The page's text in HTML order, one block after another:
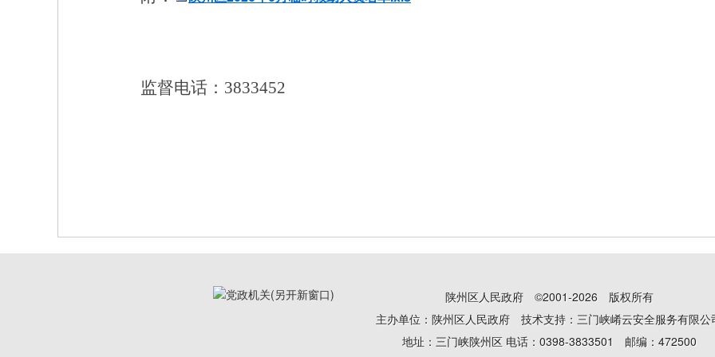
监督电话： 3833452
陕州区人民政府 ©2001-2026 版权所有
主办单位：陕州区人民政府 技术支持：三门峡崤云安全服务有限公
地址：三门峡陕州区 电话：0398-3833501 邮编：472500